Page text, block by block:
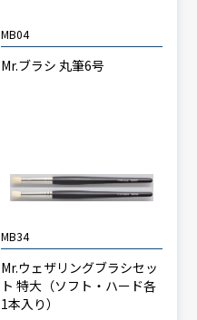
MB04
Mr.ブラシ 丸筆6号
MB34
Mr.ウェザリングブラシセッ
ト 特大（ソフト・ハード各
1本入り）